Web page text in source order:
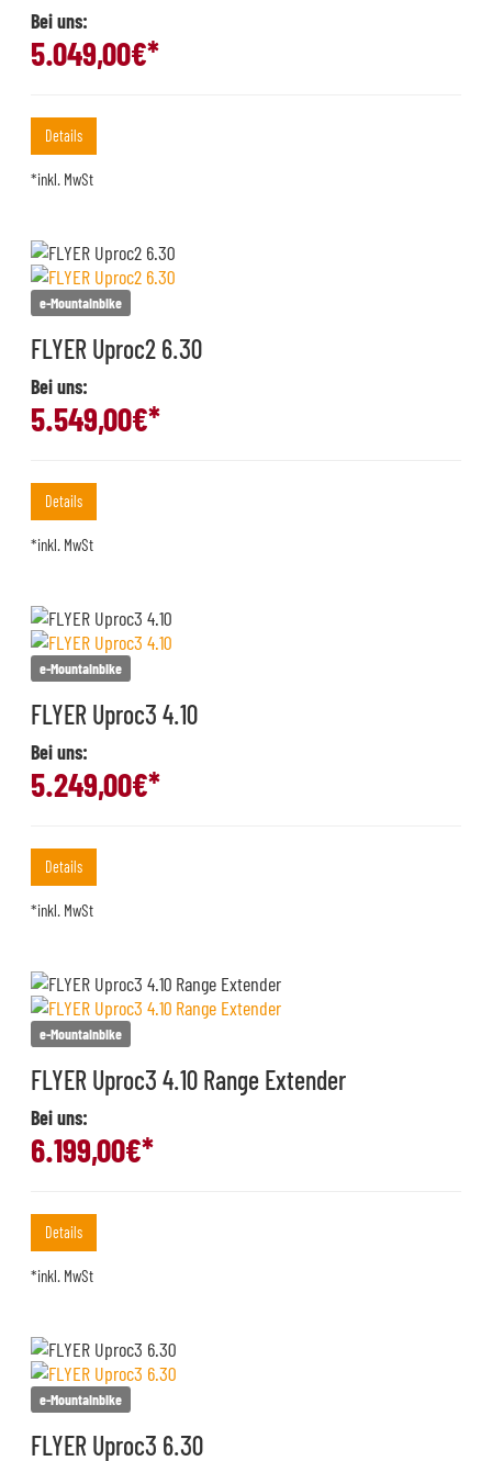
Bei uns:
5.049,00€*
Details
*inkl. MwSt
e-Mountainbike
FLYER Uproc2 6.30
Bei uns:
5.549,00€*
Details
*inkl. MwSt
e-Mountainbike
FLYER Uproc3 4.10
Bei uns:
5.249,00€*
Details
*inkl. MwSt
e-Mountainbike
FLYER Uproc3 4.10 Range Extender
Bei uns:
6.199,00€*
Details
*inkl. MwSt
e-Mountainbike
FLYER Uproc3 6.30